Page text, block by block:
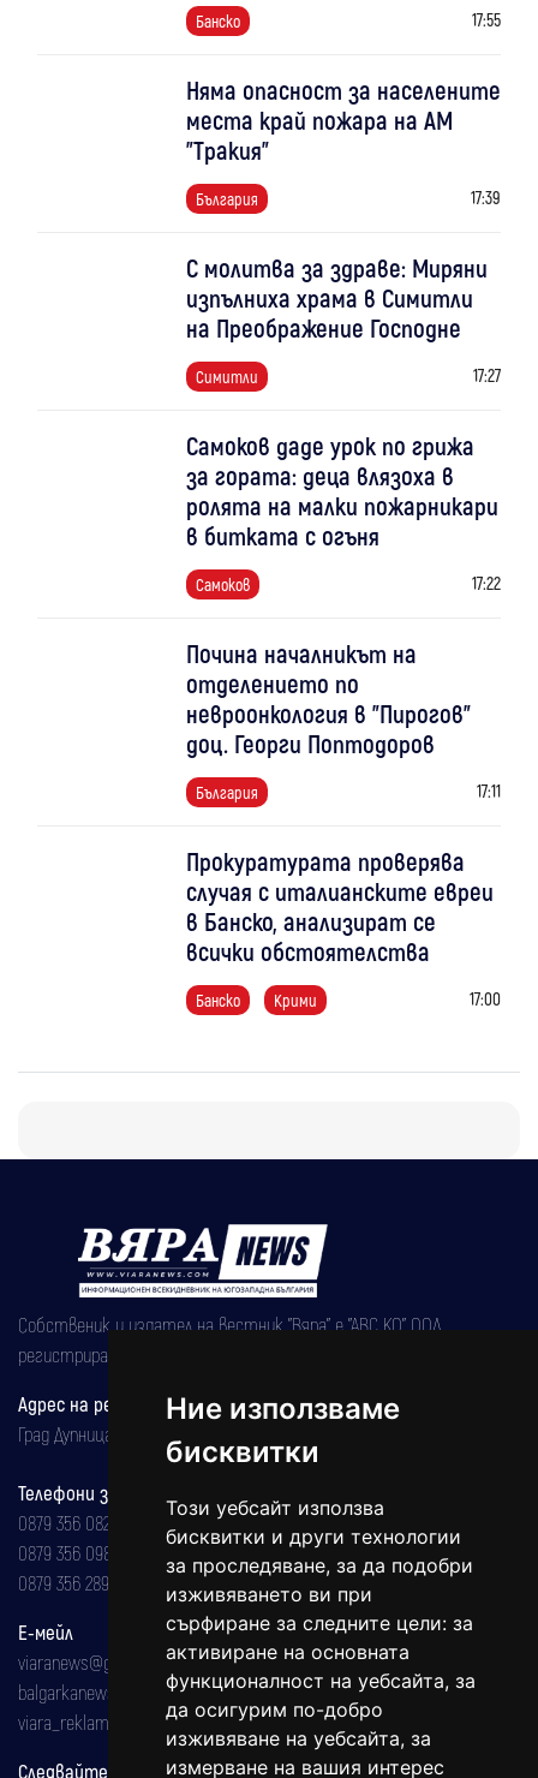
Ние използваме
бисквитки
Този уебсайт използва
бисквитки и други технологии
за проследяване, за да подобри
изживяването ви при
сърфиране за следните цели: за
активиране на основната
функционалност на уебсайта, за
да осигурим по-добро
изживяване на уебсайта, за
измерване на вашия интерес
Банско 17:55
Няма опасност за населените
места край пожара на АМ
"Тракия"
България 17:39
С молитва за здраве: Миряни
изпълниха храма в Симитли
на Преображение Господне
Симитли 17:27
Самоков даде урок по грижа
за гората: деца влязоха в
ролята на малки пожарникари
в битката с огъня
Самоков 17:22
Почина началникът на
отделението по
невроонкология в "Пирогов"
доц. Георги Поптодоров
България 17:11
Прокуратурата проверява
случая с италианските евреи
в Банско, анализират се
всички обстоятелства
Банско Крими 17:00
Собственик и издател на вестник "Вяра" е "АВС КО" ООД,
регистрирана на 08.05.2002 година.
Адрес на редакцията
Град Дупница, ул.''Христо Ботев" 43
Телефони за реклама и абонаменти
0879 356 082
0879 356 098
0879 356 289
Е-мейл
viaranews@gmail.com
balgarkanews@gmail.com
viara_reklama@mail.bg
Следвайте ни: